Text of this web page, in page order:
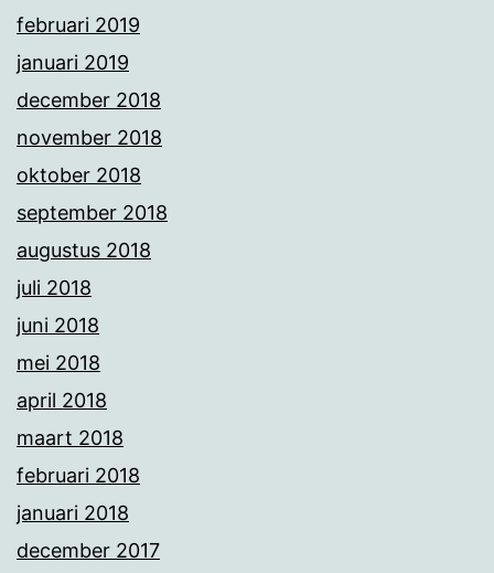
februari 2019
januari 2019
december 2018
november 2018
oktober 2018
september 2018
augustus 2018
juli 2018
juni 2018
mei 2018
april 2018
maart 2018
februari 2018
januari 2018
december 2017